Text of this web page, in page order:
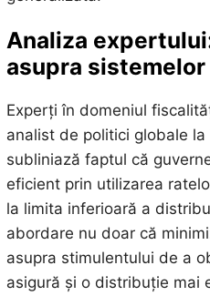
Analiza
asupra
Experți în domeniul
analist de politici globale la
subliniază faptul că
eficient prin utilizarea
la limita inferioară a
abordare nu doar că
asupra stimulentului de a
asigură și o distribuție mai